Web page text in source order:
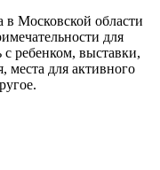
Московской области
для
ребенком, выставки,
места для активного